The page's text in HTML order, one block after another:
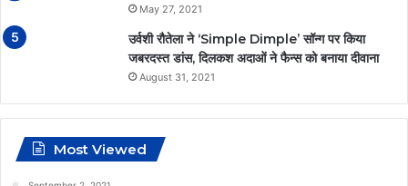
May 27, 2021
उर्वशी रौतेला ने ‘Simple Dimple’ सॉन्ग पर किया
जबरदस्त डांस, दिलकश अदाओं ने फैन्स को बनाया दीवाना
August 31, 2021
Most Viewed